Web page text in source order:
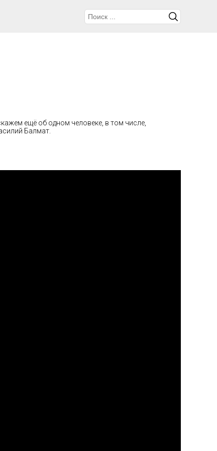
ещё об одном человеке, в том числе,
Балмат.